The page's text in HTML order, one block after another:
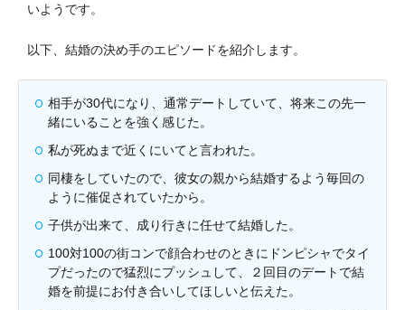
いようです。
以下、結婚の決め手のエピソードを紹介します。
相手が30代になり、通常デートしていて、将来この先一
緒にいることを強く感じた。
私が死ぬまで近くにいてと言われた。
同棲をしていたので、彼女の親から結婚するよう毎回の
ように催促されていたから。
子供が出来て、成り行きに任せて結婚した。
100対100の街コンで顔合わせのときにドンピシャでタイ
プだったので猛烈にプッシュして、２回目のデートで結
婚を前提にお付き合いしてほしいと伝えた。